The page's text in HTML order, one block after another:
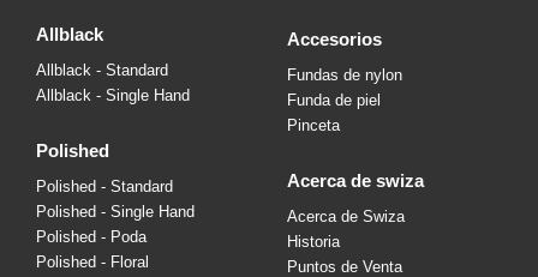
allblack
Allblack - Standard
Allblack - Single Hand
polished
Polished - Standard
Polished - Single Hand
Polished - Poda
Polished - Floral
accesorios
Fundas de nylon
Funda de piel
Pinceta
acerca de swiza
Acerca de Swiza
Historia
Puntos de Venta